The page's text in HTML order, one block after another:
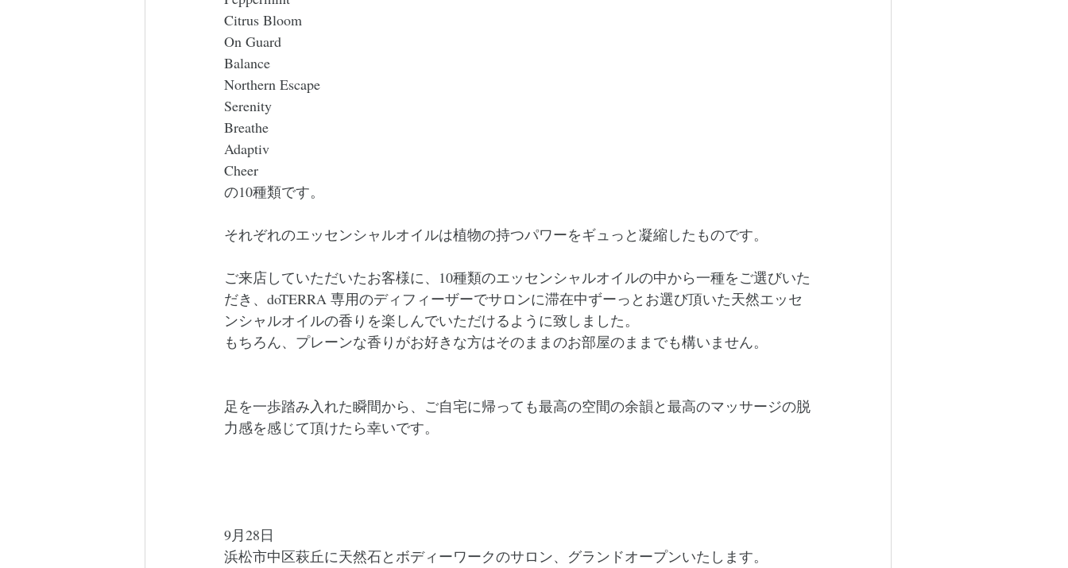
Citrus Bloom
On Guard
Balance
Northern Escape
Serenity
Breathe
Adaptiv
Cheer
の10種類です。
それぞれのエッセンシャルオイルは植物の持つパワーをギュっと凝縮したものです。
ご来店していただいたお客様に、10種類のエッセンシャルオイルの中から一種をご選びいた
だき、doTERRA 専用のディフィーザーでサロンに滞在中ずーっとお選び頂いた天然エッセ
ンシャルオイルの香りを楽しんでいただけるように致しました。
もちろん、プレーンな香りがお好きな方はそのままのお部屋のままでも構いません。
足を一歩踏み入れた瞬間から、ご自宅に帰っても最高の空間の余韻と最高のマッサージの脱
力感を感じて頂けたら幸いです。
9月28日
浜松市中区萩丘に天然石とボディーワークのサロン、グランドオープンいたします。